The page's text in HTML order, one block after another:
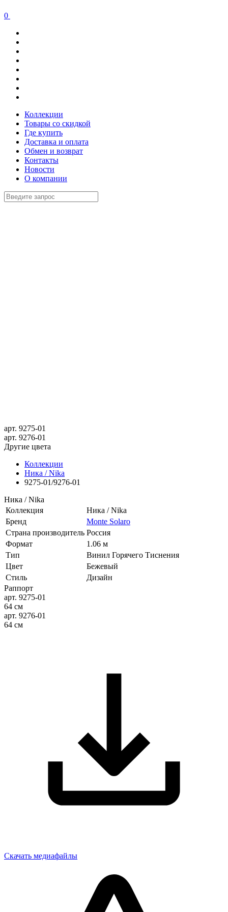
0
Коллекции
Товары со скидкой
Где купить
Доставка и оплата
Обмен и возврат
Контакты
Новости
О компании
арт. 9275-01
арт. 9276-01
Другие цвета
Коллекции
Ника / Nika
9275-01/9276-01
Ника / Nika
Коллекция
Ника / Nika
Бренд
Monte Solaro
Страна производитель Россия
Формат
1.06 м
Тип
Винил Горячего Тиснения
Цвет
Бежевый
Стиль
Дизайн
Раппорт
арт. 9275-01
64 см
арт. 9276-01
64 см
Скачать медиафайлы